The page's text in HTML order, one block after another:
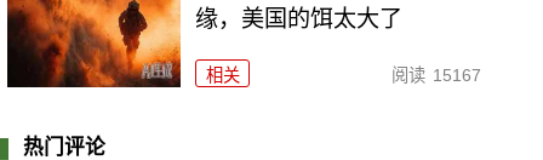
缘，美国的饵太大了
相关 阅读 15167
热门评论